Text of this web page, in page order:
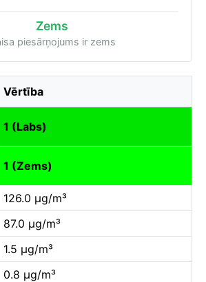
Zems
piesārņojums ir zems
Vērtība
1 (Labs)
1 (Zems)
126.0 µg/m³
87.0 µg/m³
1.5 µg/m³
0.8 µg/m³